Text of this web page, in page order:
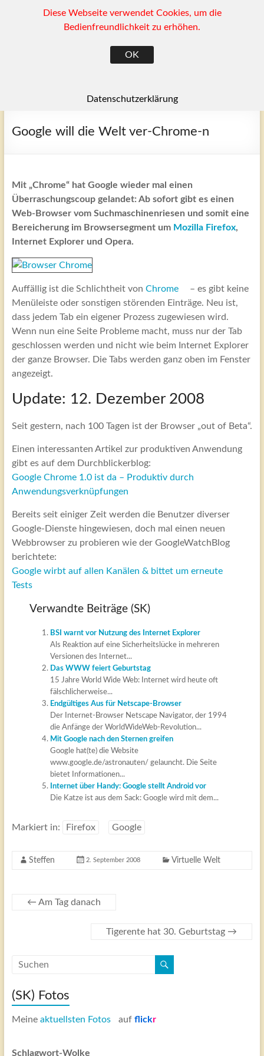
(SK)
Ragow und Umgebung
Google will die Welt ver-Chrome-n
Mit „Chrome“ hat Google wieder mal einen
Überraschungscoup gelandet: Ab sofort gibt es einen
Web-Browser vom Suchmaschinenriesen und somit eine
Bereicherung im Browsersegment um Mozilla Firefox,
Internet Explorer und Opera.
Auffällig ist die Schlichtheit von Chrome
– es gibt keine
Menüleiste oder sonstigen störenden Einträge. Neu ist,
dass jedem Tab ein eigener Prozess zugewiesen wird.
Wenn nun eine Seite Probleme macht, muss nur der Tab
geschlossen werden und nicht wie beim Internet Explorer
der ganze Browser. Die Tabs werden ganz oben im Fenster
angezeigt.
Update: 12. Dezember 2008
Seit gestern, nach 100 Tagen ist der Browser „out of Beta“.
Einen interessanten Artikel zur produktiven Anwendung
gibt es auf dem Durchblickerblog:
Google Chrome 1.0 ist da – Produktiv durch
Anwendungsverknüpfungen
Bereits seit einiger Zeit werden die Benutzer diverser
Google-Dienste hingewiesen, doch mal einen neuen
Webbrowser zu probieren wie der GoogleWatchBlog
berichtete:
Google wirbt auf allen Kanälen & bittet um erneute
Tests
Verwandte Beiträge (SK)
BSI warnt vor Nutzung des Internet Explorer
Als Reaktion auf eine Sicherheitslücke in mehreren
Versionen des Internet...
Das WWW feiert Geburtstag
15 Jahre World Wide Web: Internet wird heute oft
fälschlicherweise...
Endgültiges Aus für Netscape-Browser
Der Internet-Browser Netscape Navigator, der 1994
die Anfänge der WorldWideWeb-Revolution...
Mit Google nach den Sternen greifen
Google hat(te) die Website
www.google.de/astronauten/ gelauncht. Die Seite
bietet Informationen...
Internet über Handy: Google stellt Android vor
Die Katze ist aus dem Sack: Google wird mit dem...
Markiert in: Firefox Google
Steffen 2. September 2008 Virtuelle Welt
← Am Tag danach
Tigerente hat 30. Geburtstag →
(SK) Fotos
Meine aktuellsten Fotos auf flickr
Schlagwort-Wolke
Diese Webseite verwendet Cookies, um die
Bedienfreundlichkeit zu erhöhen.
OK
Datenschutzerklärung